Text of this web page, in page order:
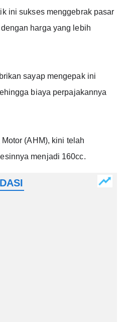
ini sukses menggebrak pasar
harga yang lebih
sayap mengepak ini
biaya perpajakannya
(AHM), kini telah
menjadi 160cc.